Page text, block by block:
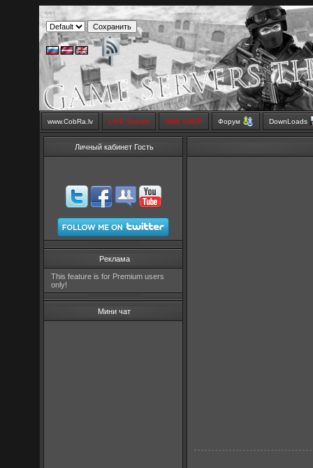
www.CobRa.lv LIVE Stream SMS SHOP Форум DownLoads
Личный кабинет Гость
Реклама
This feature is for Premium users
only!
Мини чат